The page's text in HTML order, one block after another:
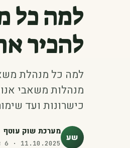
למה כל
להכיר
למה כל מנהלת
מנהלות משאבי
כישרונות ועד
שע מערכת שוק עוטף
11.10.2025
·
6